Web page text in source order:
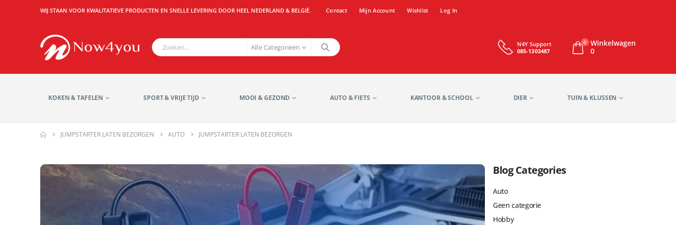
WIJ STAAN VOOR KWALITATIEVE PRODUCTEN EN SNELLE LEVERING DOOR HEEL NEDERLAND & BELGIË. Contact Mijn Account Wishlist Log In
Alle Categorieën
N4Y Support
085-1303487
0 Winkelwagen
0
KOKEN & TAFELEN SPORT & VRIJE TIJD MOOI & GEZOND AUTO & FIETS KANTOOR & SCHOOL DIER TUIN & KLUSSEN
JUMPSTARTER LATEN BEZORGEN AUTO JUMPSTARTER LATEN BEZORGEN
Blog Categories
Auto
Geen categorie
Hobby